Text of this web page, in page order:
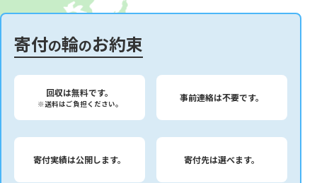
寄付の輪のお約束
回収は無料です。
※送料はご負担ください。
事前連絡は不要です。
寄付実績は公開します。 寄付先は選べます。